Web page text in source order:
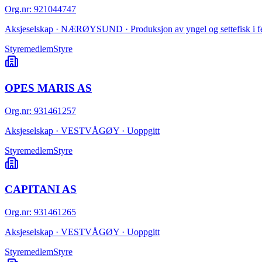
Org.nr: 921044747
Aksjeselskap · NÆRØYSUND · Produksjon av yngel og settefisk i
StyremedlemStyre
OPES MARIS AS
Org.nr: 931461257
Aksjeselskap · VESTVÅGØY · Uoppgitt
StyremedlemStyre
CAPITANI AS
Org.nr: 931461265
Aksjeselskap · VESTVÅGØY · Uoppgitt
StyremedlemStyre